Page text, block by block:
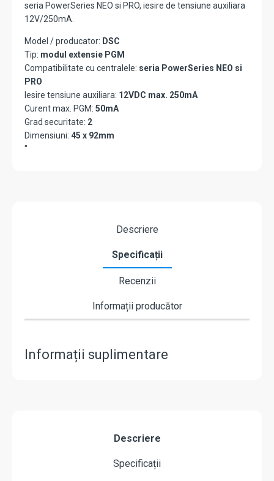
seria PowerSeries NEO si PRO, iesire de tensiune auxiliara
12V/250mA.
Model / producator: DSC
Tip: modul extensie PGM
Compatibilitate cu centralele: seria PowerSeries NEO si
PRO
Iesire tensiune auxiliara: 12VDC max. 250mA
Curent max. PGM: 50mA
Grad securitate: 2
Dimensiuni: 45 x 92mm
"
Descriere
Specificații
Recenzii
Informații producător
Informații suplimentare
Descriere
Specificații